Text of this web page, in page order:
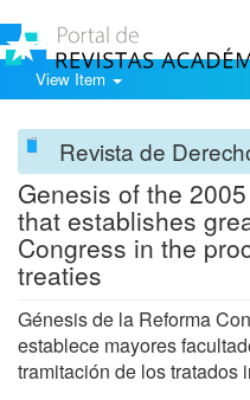
View Item
Revista de
Genesis of the
that establishes
Congress in the
treaties
Génesis de la Reforma
establece mayores
tramitación de los tratados